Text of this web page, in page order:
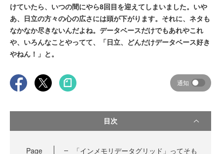
けていたら、いつの間にやら8回目を迎えてしまいました。いや
あ、日立の方々の心の広さには頭が下がります。それに、ネタも
なかなか尽きないんだよね。データベースだけでもあれやこれ
や、いろんなことやってて、「日立、どんだけデータベース好き
やねん！」と。
通知
目次
Page
「インメモリデータグリッド」ってそも